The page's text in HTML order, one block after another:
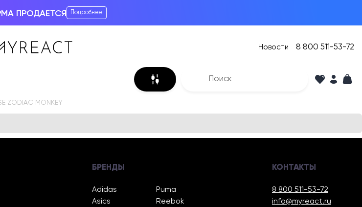
ПРОДАЕТСЯ Подробнее
Новости 8 800 511-53-72
ZODIAC MONKEY
БРЕНДЫ
Adidas
Asics
Puma
Reebok
КОНТАКТЫ
8 800 511-53-72
info@myreact.ru